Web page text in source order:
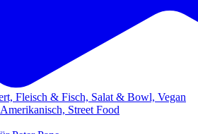
Fleisch & Fisch, Salat & Bowl, Vegan
Street Food